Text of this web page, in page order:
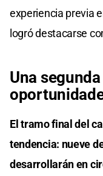
experiencia previa
logró destacarse
Una
El tramo final del
tendencia: nueve
desarrollarán en